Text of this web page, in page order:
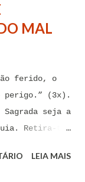
de
MAL
ferido, o
perigo.” (3x).
Sagrada seja a
Retira-te
veneno.” Reze
LEIA MAIS